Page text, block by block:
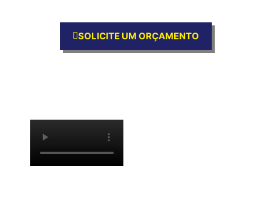
SOLICITE UM ORÇAMENTO